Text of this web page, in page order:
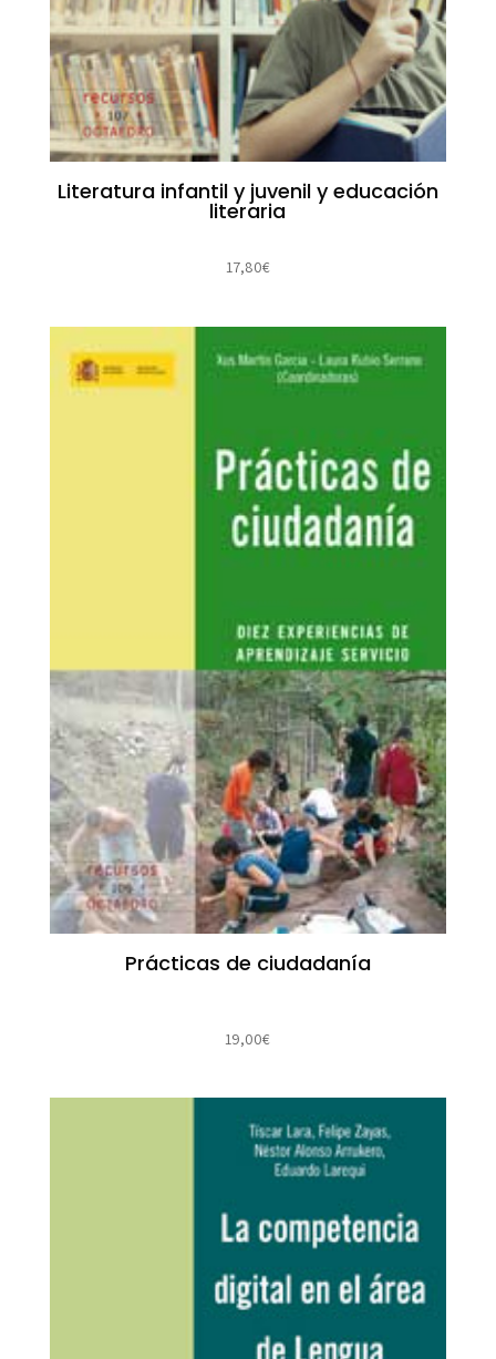
Literatura infantil y juvenil y educación
literaria
17,80€
Prácticas de ciudadanía
19,00€